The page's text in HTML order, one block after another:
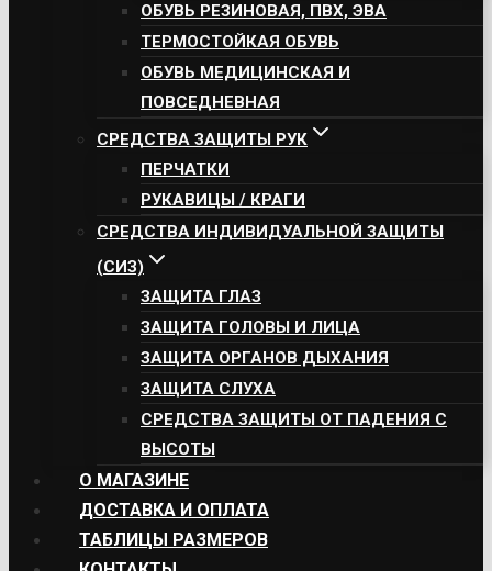
ОБУВЬ РЕЗИНОВАЯ, ПВХ, ЭВА
ТЕРМОСТОЙКАЯ ОБУВЬ
ОБУВЬ МЕДИЦИНСКАЯ И
ПОВСЕДНЕВНАЯ
СРЕДСТВА ЗАЩИТЫ РУК
ПЕРЧАТКИ
РУКАВИЦЫ / КРАГИ
СРЕДСТВА ИНДИВИДУАЛЬНОЙ ЗАЩИТЫ
(СИЗ)
ЗАЩИТА ГЛАЗ
ЗАЩИТА ГОЛОВЫ И ЛИЦА
ЗАЩИТА ОРГАНОВ ДЫХАНИЯ
ЗАЩИТА СЛУХА
СРЕДСТВА ЗАЩИТЫ ОТ ПАДЕНИЯ С
ВЫСОТЫ
О МАГАЗИНЕ
ДОСТАВКА И ОПЛАТА
ТАБЛИЦЫ РАЗМЕРОВ